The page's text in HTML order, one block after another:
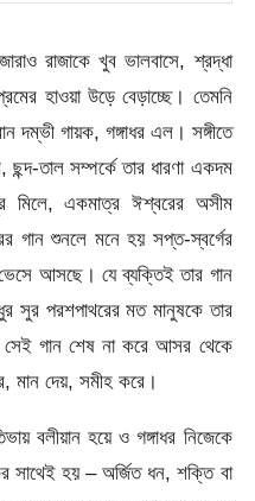
রাজাকে খুব ভালবাসে, শ্রদ্ধা
হাওয়া উড়ে বেড়াচ্ছে। তেমনি
দম্ভী গায়ক, গঙ্গাধর এল। সঙ্গীতে
ছন্দ-তাল সম্পর্কে তার ধারণা একদম
মিলে, একমাত্র ঈশ্বরের অসীম
গান শুনলে মনে হয় সপ্ত-স্বর্গের
আসছে। যে ব্যক্তিই তার গান
সুর পরশপাথরের মত মানুষকে তার
সেই গান শেষ না করে আসর থেকে
মান দেয়, সমীহ করে।
বলীয়ান হয়ে ও গঙ্গাধর নিজেকে
সাথেই হয় – অর্জিত ধন, শক্তি বা